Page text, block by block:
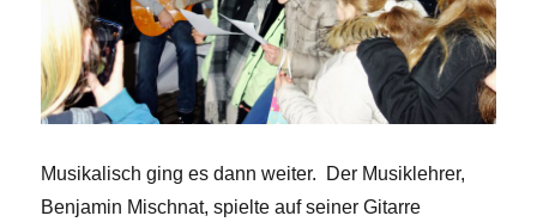
Musikalisch ging es dann weiter. Der Musiklehrer,
Benjamin Mischnat, spielte auf seiner Gitarre